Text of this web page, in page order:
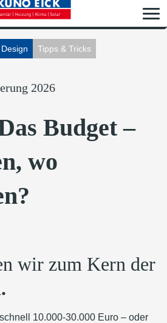
Design Tipps & Tricks
2026
Budget –
wo
wir zum Kern der
10.000-30.000 Euro – oder